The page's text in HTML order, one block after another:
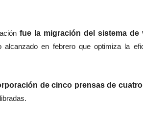
fue la migración del sistema de
alcanzado en febrero que optimiza la
de cinco prensas de